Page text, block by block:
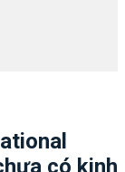
có kinh